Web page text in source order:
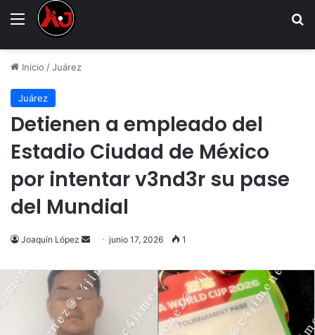
Menu
Inicio /Juárez
Juárez
Detienen a empleado del
Estadio Ciudad de México
por intentar v3nd3r su pase
del Mundial
Joaquín López
Send
email
junio 17, 2026 1